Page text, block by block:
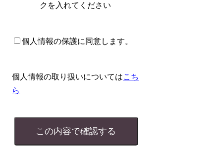
クを入れてください
個人情報の保護に同意します。
個人情報の取り扱いについてはこち
ら